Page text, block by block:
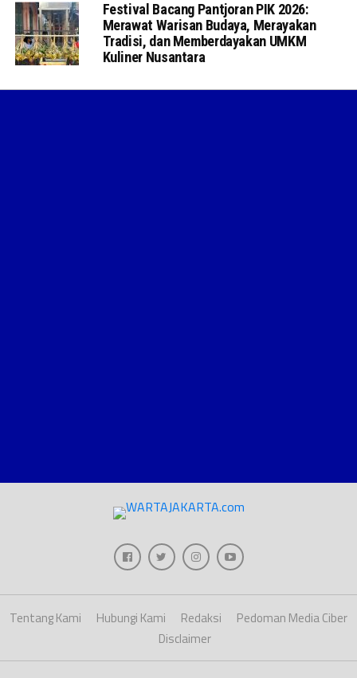
Festival Bacang Pantjoran PIK 2026:
Merawat Warisan Budaya, Merayakan
Tradisi, dan Memberdayakan UMKM
Kuliner Nusantara
Tentang Kami Hubungi Kami Redaksi
Pedoman Media Ciber
Disclaimer